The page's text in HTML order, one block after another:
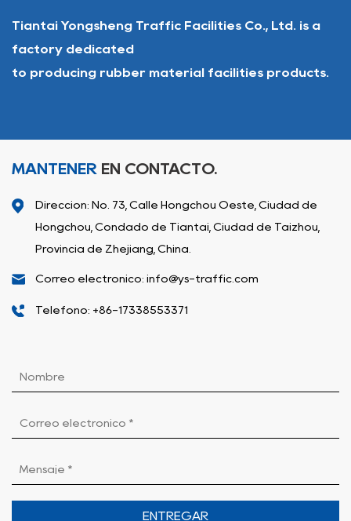
Tiantai Yongsheng Traffic Facilities Co., Ltd. is a
factory dedicated
to producing rubber material facilities products.
MANTENER EN CONTACTO.
Dirección: No. 73, Calle Hongchou Oeste, Ciudad de
Hongchou, Condado de Tiantai, Ciudad de Taizhou,
Provincia de Zhejiang, China.
Correo electrónico: info@ys-traffic.com
Teléfono: +86-17338553371
ENTREGAR